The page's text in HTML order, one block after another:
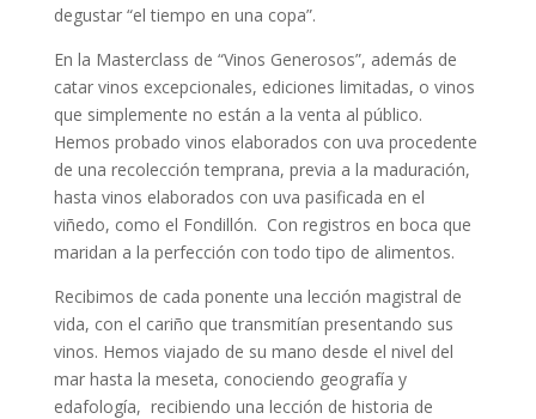
degustar “el tiempo en una copa”.
En la Masterclass de “Vinos Generosos”, además de
catar vinos excepcionales, ediciones limitadas, o vinos
que simplemente no están a la venta al público.
Hemos probado vinos elaborados con uva procedente
de una recolección temprana, previa a la maduración,
hasta vinos elaborados con uva pasificada en el
viñedo, como el Fondillón. Con registros en boca que
maridan a la perfección con todo tipo de alimentos.
Recibimos de cada ponente una lección magistral de
vida, con el cariño que transmitían presentando sus
vinos. Hemos viajado de su mano desde el nivel del
mar hasta la meseta, conociendo geografía y
edafología, recibiendo una lección de historia de